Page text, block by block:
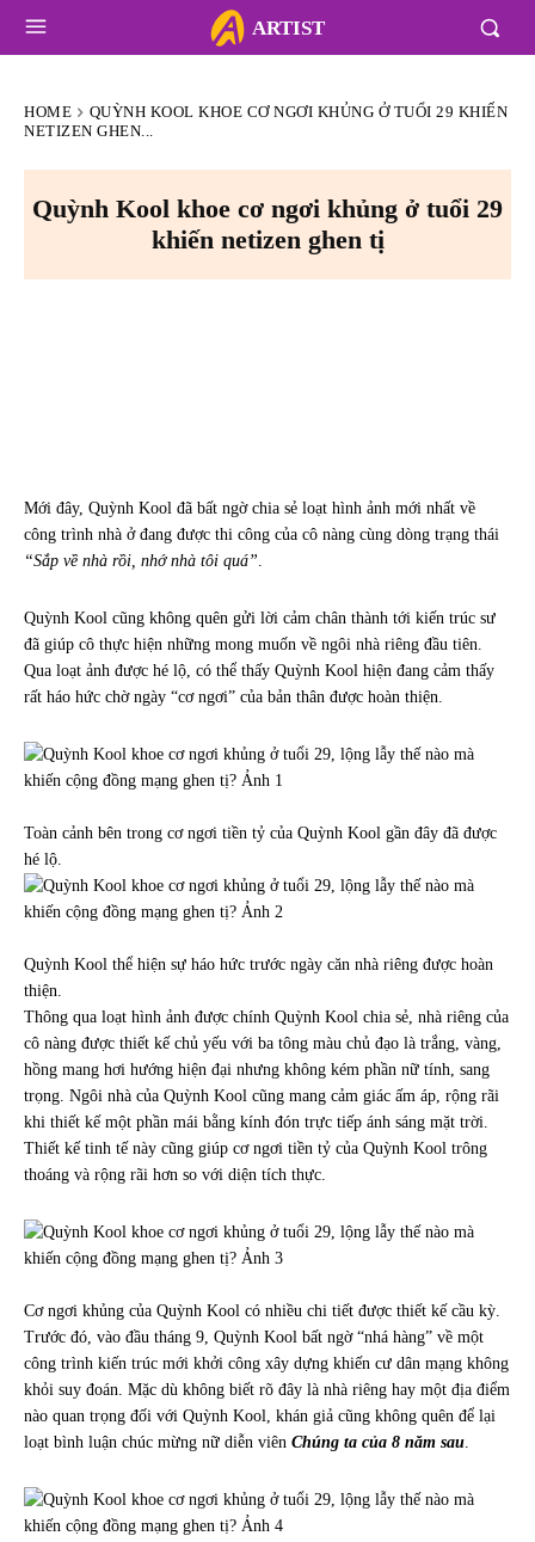
ARTIST
HOME
QUỲNH KOOL KHOE CƠ NGƠI KHỦNG Ở TUỔI 29 KHIẾN
NETIZEN GHEN...
Quỳnh Kool khoe cơ ngơi khủng ở tuổi 29
khiến netizen ghen tị
Mới đây, Quỳnh Kool đã bất ngờ chia sẻ loạt hình ảnh mới nhất về
công trình nhà ở đang được thi công của cô nàng cùng dòng trạng thái
“Sắp về nhà rồi, nhớ nhà tôi quá”.
Quỳnh Kool cũng không quên gửi lời cảm chân thành tới kiến trúc sư
đã giúp cô thực hiện những mong muốn về ngôi nhà riêng đầu tiên.
Qua loạt ảnh được hé lộ, có thể thấy Quỳnh Kool hiện đang cảm thấy
rất háo hức chờ ngày “cơ ngơi” của bản thân được hoàn thiện.
Toàn cảnh bên trong cơ ngơi tiền tỷ của Quỳnh Kool gần đây đã được
hé lộ.
Quỳnh Kool thể hiện sự háo hức trước ngày căn nhà riêng được hoàn
thiện.
Thông qua loạt hình ảnh được chính Quỳnh Kool chia sẻ, nhà riêng của
cô nàng được thiết kế chủ yếu với ba tông màu chủ đạo là trắng, vàng,
hồng mang hơi hướng hiện đại nhưng không kém phần nữ tính, sang
trọng. Ngôi nhà của Quỳnh Kool cũng mang cảm giác ấm áp, rộng rãi
khi thiết kế một phần mái bằng kính đón trực tiếp ánh sáng mặt trời.
Thiết kế tinh tế này cũng giúp cơ ngơi tiền tỷ của Quỳnh Kool trông
thoáng và rộng rãi hơn so với diện tích thực.
Cơ ngơi khủng của Quỳnh Kool có nhiều chi tiết được thiết kế cầu kỳ.
Trước đó, vào đầu tháng 9, Quỳnh Kool bất ngờ “nhá hàng” về một
công trình kiến trúc mới khởi công xây dựng khiến cư dân mạng không
khỏi suy đoán. Mặc dù không biết rõ đây là nhà riêng hay một địa điểm
nào quan trọng đối với Quỳnh Kool, khán giả cũng không quên để lại
loạt bình luận chúc mừng nữ diễn viên Chúng ta của 8 năm sau.